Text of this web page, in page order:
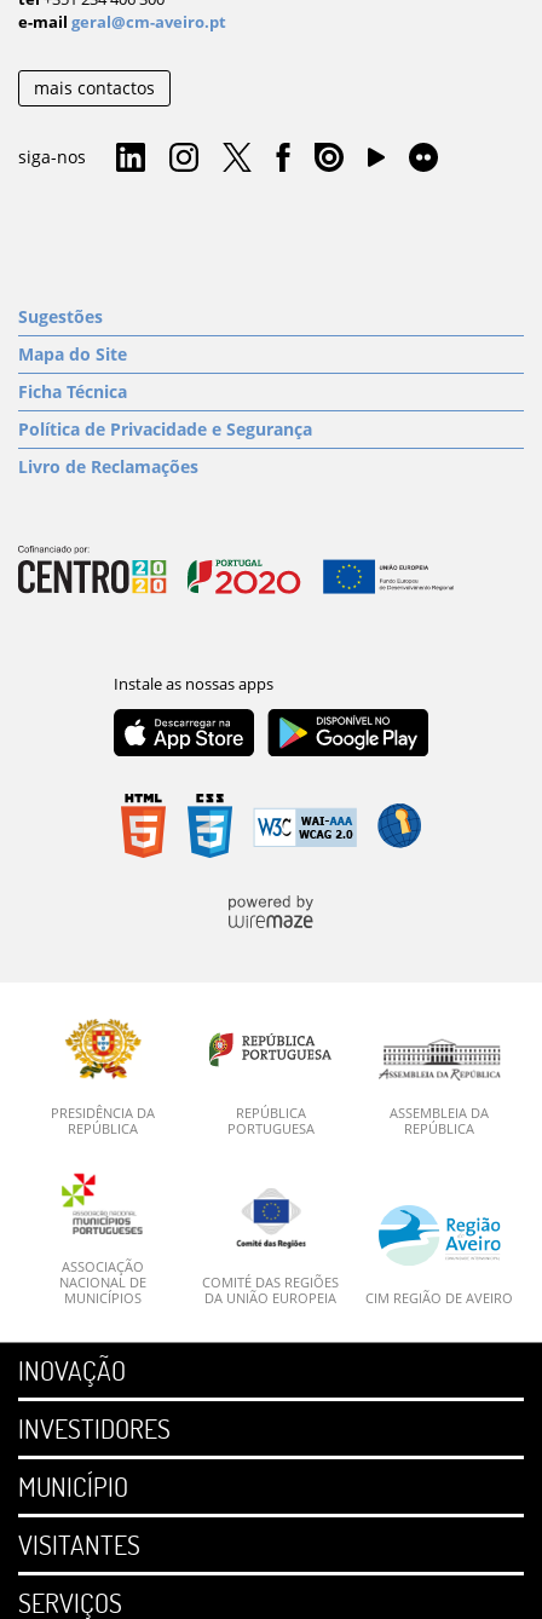
e-mail geral@cm-aveiro.pt
mais contactos
siga-nos
Sugestões
Mapa do Site
Ficha Técnica
Política de Privacidade e Segurança
Livro de Reclamações
PRESIDÊNCIA DA
REPÚBLICA
REPÚBLICA
PORTUGUESA
ASSEMBLEIA DA
REPÚBLICA
ASSOCIAÇÃO
NACIONAL DE
MUNICÍPIOS
COMITÉ DAS REGIÕES
DA UNIÃO EUROPEIA
CIM REGIÃO DE AVEIRO
INOVAÇÃO
INVESTIDORES
MUNICÍPIO
VISITANTES
SERVIÇOS